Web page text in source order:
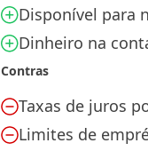
Disponível para
Dinheiro na
Contras
Taxas de juros
Limites de